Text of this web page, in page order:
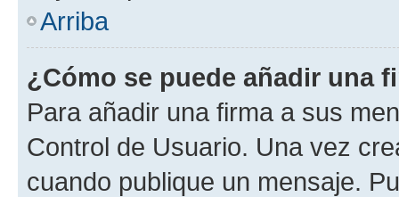
Arriba
¿Cómo se puede añadir una
Para añadir una firma a sus
Control de Usuario. Una vez
cuando publique un mensaje.